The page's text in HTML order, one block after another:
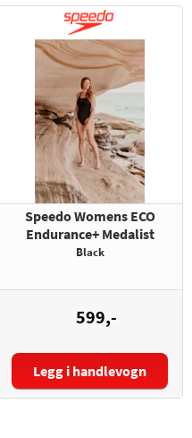
Speedo Womens ECO
Endurance+ Medalist
Black
599,-
Størrelse:
Legg i handlevogn